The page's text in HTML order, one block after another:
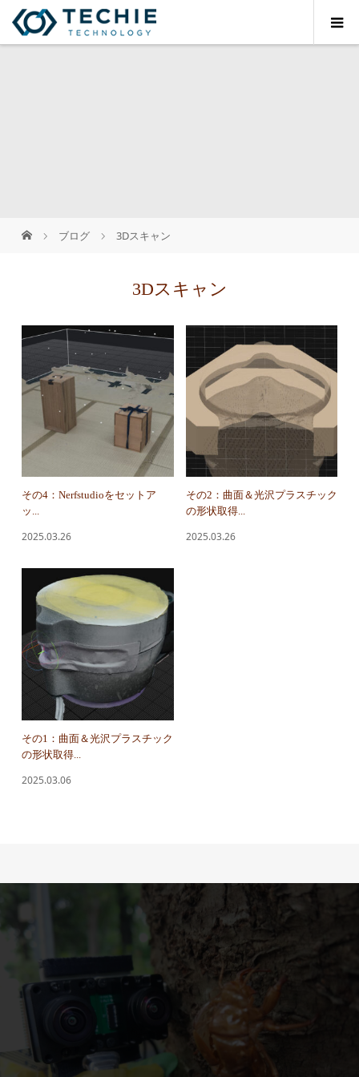
ブログ 3Dスキャン
3Dスキャン
その4：Nerfstudioをセットア
ッ...
2025.03.26
その2：曲面＆光沢プラスチック
の形状取得...
2025.03.26
その1：曲面＆光沢プラスチック
の形状取得...
2025.03.06